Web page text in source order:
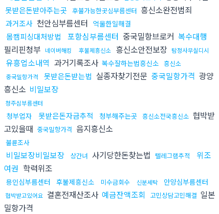
못받은돈받아주는곳 후불가능한곳심부름센터 흥신소완전범죄
과거조사 천안심부름센터 억울한일해결
몸캠피싱대처방법 포항심부름센터 중국밀항브로커 복수대행
필리핀청부 네이버해킹 후불제흥신소 흥신소안전보장 탐정사무실디시
유흥업소내역 과거기록조사 복수잘하는법흥신소 흥신소
중국밀항가격 못받은돈받는법 실종자찾기전문 중국밀항가격 광양
흥신소 비밀보장
청주심부름센터
청부업자 못받은돈자금추적 청부해주는곳 흥신소전국흥신소 협박받
고있을때 중국밀항가격 음지흥신소
불륜조사
비밀보장비밀보장 상간녀 사기당한돈찾는법 텔레그램추적
위조
여권 학력위조
용인심부름센터 후불제흥신소 미수금회수 신분세탁 안양심부름센터
협박받고있어요 결혼전재산조사 예금잔액조회 고민상담고민해결 일본
밀항가격